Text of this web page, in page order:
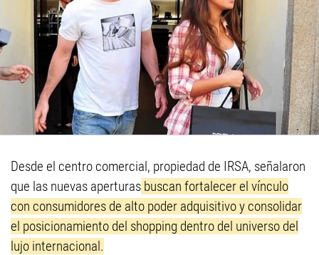
Desde el centro comercial, propiedad de IRSA, señalaron
que las nuevas aperturas buscan fortalecer el vínculo
con consumidores de alto poder adquisitivo y consolidar
el posicionamiento del shopping dentro del universo del
lujo internacional.